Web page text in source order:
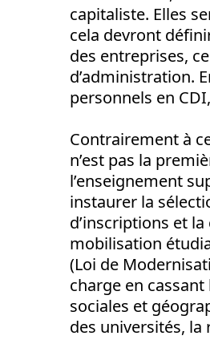
capitaliste. Elles
cela devront
des entreprises,
d’administration.
personnels en
Contrairement à
n’est pas la
l’enseignement
instaurer la
d’inscriptions et
mobilisation
(Loi de
charge en
sociales et
des universités, la